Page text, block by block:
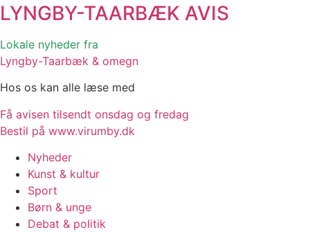
LYNGBY-TAARBÆK AVIS
Lokale nyheder fra
Lyngby-Taarbæk & omegn
Hos os kan alle læse med
Få avisen tilsendt onsdag og fredag
Bestil på www.virumby.dk
Nyheder
Kunst & kultur
Sport
Børn & unge
Debat & politik